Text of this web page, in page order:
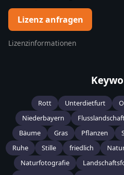
Lizenz anfragen
Lizenzinformationen
Rott Unterdietfurt
Niederbayern
Bäume
Gras Pflanzen
Ruhe
Stille friedlich
Naturfotografie